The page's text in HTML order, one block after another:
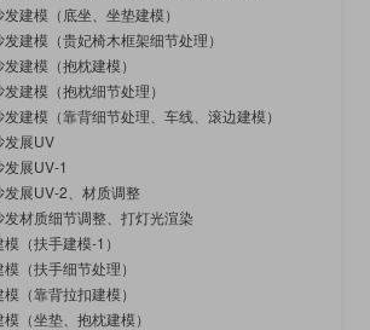
建模（底坐、坐垫建模）
建模（贵妃椅木框架细节处理）
建模（抱枕建模）
建模（抱枕细节处理）
建模（靠背细节处理、车线、滚边建模）
发展UV
展UV-1
展UV-2、材质调整
材质细节调整、打灯光渲染
（扶手建模-1）
（扶手细节处理）
（靠背拉扣建模）
（坐垫、抱枕建模）